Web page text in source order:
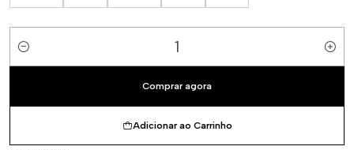
Quantidade
Adicionar ao Carrinho
Comprar agora